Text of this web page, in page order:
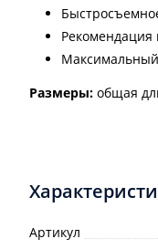
Рекомендация
Максимальный
Размеры: общая
Артикул